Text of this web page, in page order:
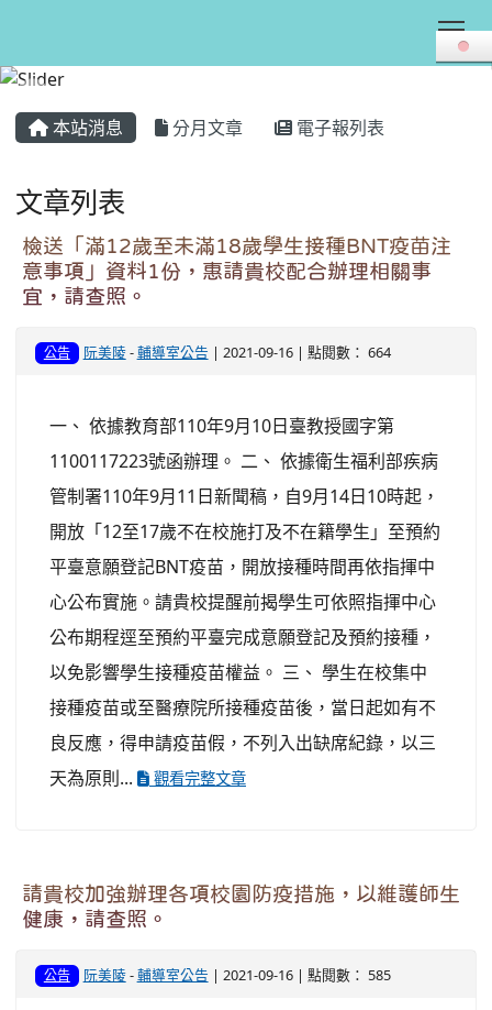
本站消息 分月文章 電子報列表
文章列表
檢送「滿12歲至未滿18歲學生接種BNT疫苗注
意事項」資料1份，惠請貴校配合辦理相關事
宜，請查照。
公告 阮美陵-輔導室公告 | 2021-09-16 | 點閱數： 664
一、 依據教育部110年9月10日臺教授國字第
1100117223號函辦理。 二、 依據衛生福利部疾病
管制署110年9月11日新聞稿，自9月14日10時起，
開放「12至17歲不在校施打及不在籍學生」至預約
平臺意願登記BNT疫苗，開放接種時間再依指揮中
心公布實施。請貴校提醒前揭學生可依照指揮中心
公布期程逕至預約平臺完成意願登記及預約接種，
以免影響學生接種疫苗權益。 三、 學生在校集中
接種疫苗或至醫療院所接種疫苗後，當日起如有不
良反應，得申請疫苗假，不列入出缺席紀錄，以三
天為原則...
觀看完整文章
請貴校加強辦理各項校園防疫措施，以維護師生
健康，請查照。
公告 阮美陵-輔導室公告 | 2021-09-16 | 點閱數： 585